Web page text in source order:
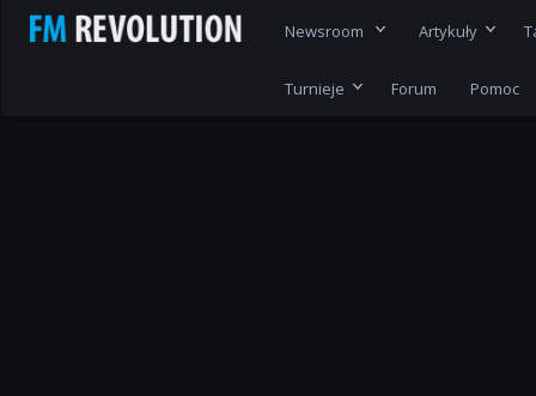
Newsroom Artykuły
Turnieje Forum Pomoc